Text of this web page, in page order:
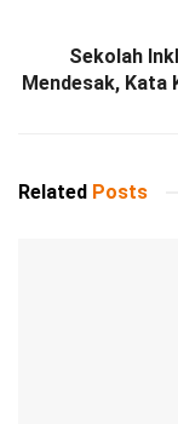
Sekolah
Mendesak, Kata
Related Posts